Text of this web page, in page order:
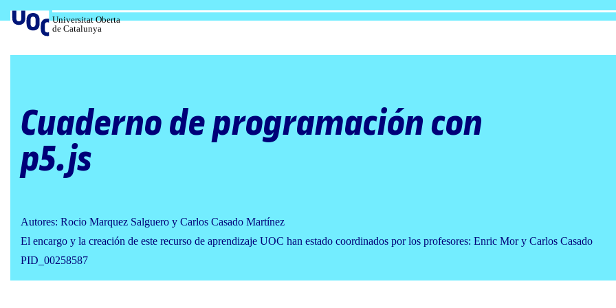
al
contenido
Universitat Oberta
de Catalunya
Cuaderno de programación con
p5.js
Autores: Rocio Marquez Salguero y Carlos Casado Martínez
El encargo y la creación de este recurso de aprendizaje UOC han estado coordinados por los profesores: Enric Mor y Carlos Casado
PID_00258587